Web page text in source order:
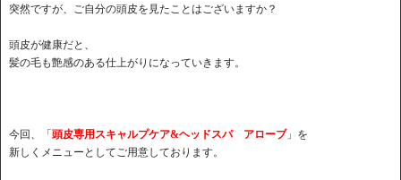
突然ですが、ご自分の頭皮を見たことはございますか？
頭皮が健康だと、
髪の毛も艶感のある仕上がりになっていきます。
今回、「頭皮専用スキャルプケア&ヘッドスパ アローブ」を
新しくメニューとしてご用意しております。